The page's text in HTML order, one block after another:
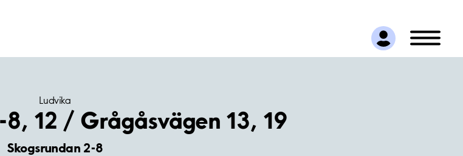
Ludvika
8, 12 / Grågåsvägen 13, 19
Skogsrundan 2-8